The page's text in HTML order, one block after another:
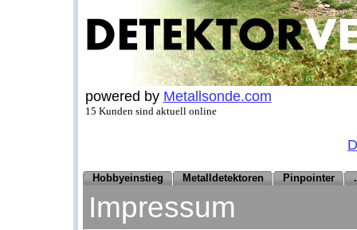
powered by Metallsonde.com
15 Kunden sind aktuell online
Hobbyeinstieg Metalldetektoren Pinpointer
Impressum